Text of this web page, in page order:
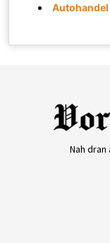
Autohandel
Nah